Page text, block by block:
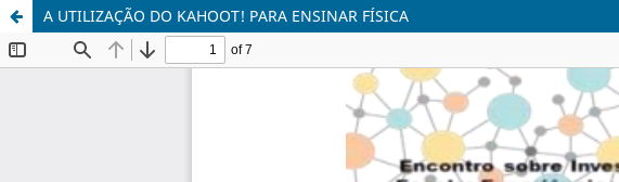
A UTILIZAÇÃO DO KAHOOT! PARA ENSINAR FÍSICA